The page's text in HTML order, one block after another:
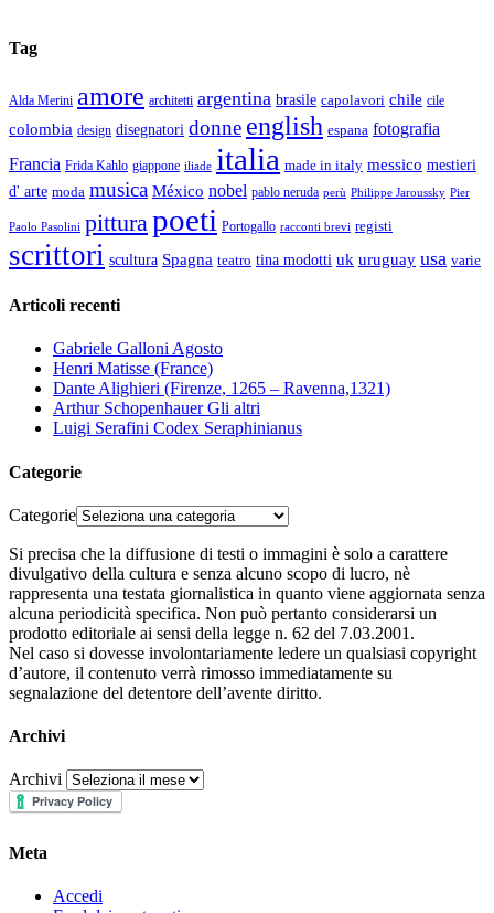
Tag
Alda Merini amore architetti argentina brasile capolavori chile cile
colombia design disegnatori donne english espana fotografia
Francia Frida Kahlo giappone iliade italia made in italy messico mestieri
d' arte moda musica México nobel pablo neruda perù Philippe Jaroussky Pier
Paolo Pasolini pitturapoeti Portogallo racconti brevi registi
scrittori scultura Spagna teatro tina modotti uk uruguay usa varie
Articoli recenti
Gabriele Galloni Agosto
Henri Matisse (France)
Dante Alighieri (Firenze, 1265 – Ravenna,1321)
Arthur Schopenhauer Gli altri
Luigi Serafini Codex Seraphinianus
Categorie
Categorie
Si precisa che la diffusione di testi o immagini è solo a carattere
divulgativo della cultura e senza alcuno scopo di lucro, nè
rappresenta una testata giornalistica in quanto viene aggiornata senza
alcuna periodicità specifica. Non può pertanto considerarsi un
prodotto editoriale ai sensi della legge n. 62 del 7.03.2001.
Nel caso si dovesse involontariamente ledere un qualsiasi copyright
d’autore, il contenuto verrà rimosso immediatamente su
segnalazione del detentore dell’avente diritto.
Archivi
Archivi
Meta
Accedi